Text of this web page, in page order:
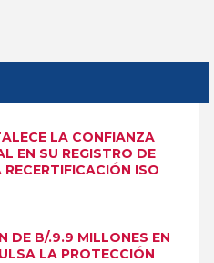
LA CONFIANZA
EN SU REGISTRO DE
RECERTIFICACIÓN ISO
DE B/.9.9 MILLONES EN
LA PROTECCIÓN